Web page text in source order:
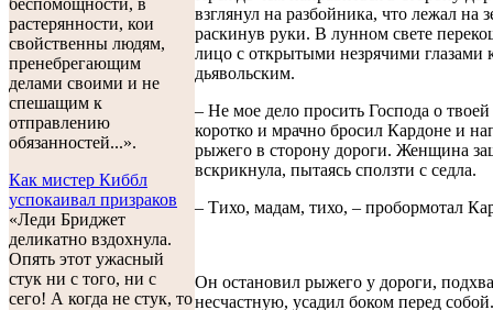
беспомощности, в
растерянности, кои
свойственны людям,
пренебрегающим
делами своими и не
спешащим к
отправлению
обязанностей...».
Как мистер Киббл
успокаивал призраков
«Леди Бриджет
деликатно вздохнула.
Опять этот ужасный
стук ни с того, ни с
сего! А когда не стук, то
взглянул на разбойника, что лежал на
раскинув руки. В лунном свете
лицо с открытыми незрячими глазами
дьявольским.
– Не мое дело просить Господа о
коротко и мрачно бросил Кардоне и
рыжего в сторону дороги. Женщина
вскрикнула, пытаясь сползти с седла.
– Тихо, мадам, тихо, – пробормотал
Он остановил рыжего у дороги,
несчастную, усадил боком перед